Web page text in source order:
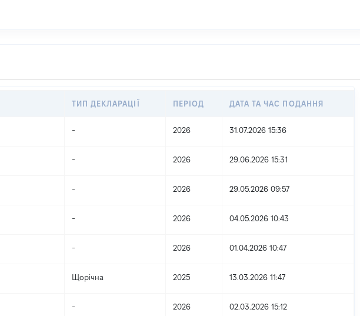
ТИП ДЕКЛАРАЦІЇ ПЕРІОД ДАТА ТА ЧАС ПОДАННЯ
- 2026 31.07.2026 15:36
- 2026 29.06.2026 15:31
- 2026 29.05.2026 09:57
- 2026 04.05.2026 10:43
- 2026 01.04.2026 10:47
Щорічна 2025 13.03.2026 11:47
- 2026 02.03.2026 15:12